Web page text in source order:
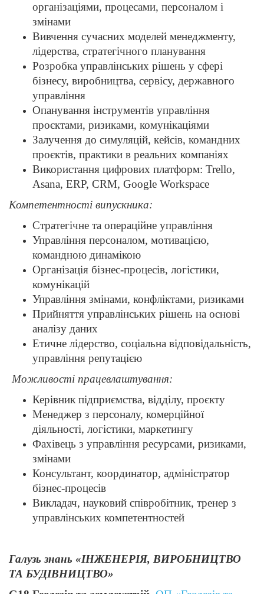
організаціями, процесами, персоналом і
змінами
Вивчення сучасних моделей менеджменту,
лідерства, стратегічного планування
Розробка управлінських рішень у сфері
бізнесу, виробництва, сервісу, державного
управління
Опанування інструментів управління
проєктами, ризиками, комунікаціями
Залучення до симуляцій, кейсів, командних
проєктів, практики в реальних компаніях
Використання цифрових платформ: Trello,
Asana, ERP, CRM, Google Workspace
Компетентності випускника:
Стратегічне та операційне управління
Управління персоналом, мотивацією,
командною динамікою
Організація бізнес-процесів, логістики,
комунікацій
Управління змінами, конфліктами, ризиками
Прийняття управлінських рішень на основі
аналізу даних
Етичне лідерство, соціальна відповідальність,
управління репутацією
Можливості працевлаштування:
Керівник підприємства, відділу, проєкту
Менеджер з персоналу, комерційної
діяльності, логістики, маркетингу
Фахівець з управління ресурсами, ризиками,
змінами
Консультант, координатор, адміністратор
бізнес-процесів
Викладач, науковий співробітник, тренер з
управлінських компетентностей
Галузь знань «ІНЖЕНЕРІЯ, ВИРОБНИЦТВО
ТА БУДІВНИЦТВО»